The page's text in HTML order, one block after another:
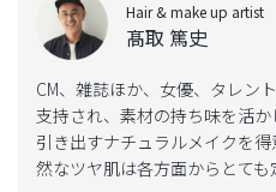
Hair & make up artist
髙取 篤史
CM、雑誌ほか、女優、タレン
支持され、素材の持ち味を活
引き出すナチュラルメイクを
然なツヤ肌は各方面からとても